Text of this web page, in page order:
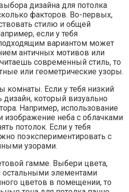
дизайна для потолка
факторов. Во-первых,
стилю и общей
если у тебя
вариантом может
античных мотивов или
современный стиль, то
или геометрические узоры.
комнаты. Если у тебя низкий
который визуально
Например, использование
изображение неба с облачками
потолок. Если у тебя
поэкспериментировать с
узорами.
гамме. Выбери цвета,
остальными элементами
цветов в помещении, то